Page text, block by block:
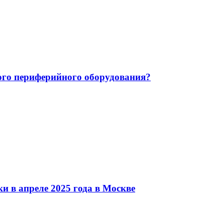
периферийного оборудования?
в апреле 2025 года в Москве